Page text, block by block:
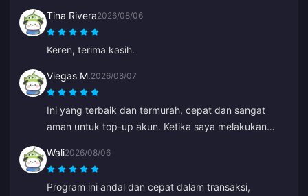
Tina Rivera2026/08/06
Keren, terima kasih.
Viegas M.2026/08/07
Ini yang terbaik dan termurah, cepat dan sangat
aman untuk top-up akun. Ketika saya melakukan
dengan cepat dan melakukan top-up ke ID yang
benar.
Wali2026/08/06
Program ini andal dan cepat dalam transaksi,